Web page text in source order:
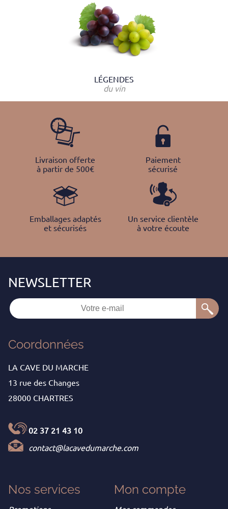
LÉGENDES
du vin
Livraison offerte
à partir de 500€
Paiement
sécurisé
Emballages adaptés
et sécurisés
Un service clientèle
à votre écoute
Coordonnées
LA CAVE DU MARCHE
13 rue des Changes
28000 CHARTRES
02 37 21 43 10
contact@lacavedumarche.com
Nos services Mon compte